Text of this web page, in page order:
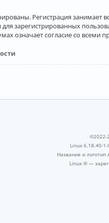
Регистрация
зарегистрированных
означает согласие со всеми
©2022-
Linux 6.18.40-
Название и
Linux ® —